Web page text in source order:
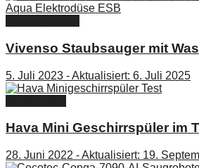
Vivenso Staubsauger mit
5. Juli 2023 - Aktualisiert: 6. Juli 2025
Hava Mini Geschirrspüler im
28. Juni 2022 - Aktualisiert: 19.